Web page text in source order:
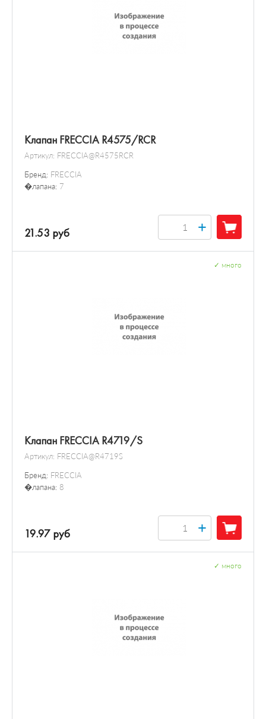
Клапан FRECCIA R4575/RCR
Артикул: FRECCIA@R4575RCR
Бренд: FRECCIA
�лапана: 7
21.53 руб +
Клапан FRECCIA R4719/S
Артикул: FRECCIA@R4719S
Бренд: FRECCIA
�лапана: 8
много
19.97 руб +
много